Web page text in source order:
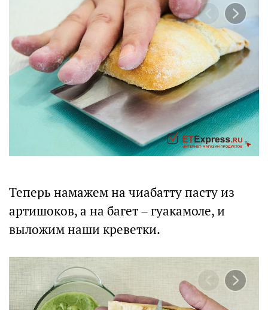
Теперь намажем на чиабатту пасту из
артишоков, а на багет – гуакамоле, и
выложим наши креветки.